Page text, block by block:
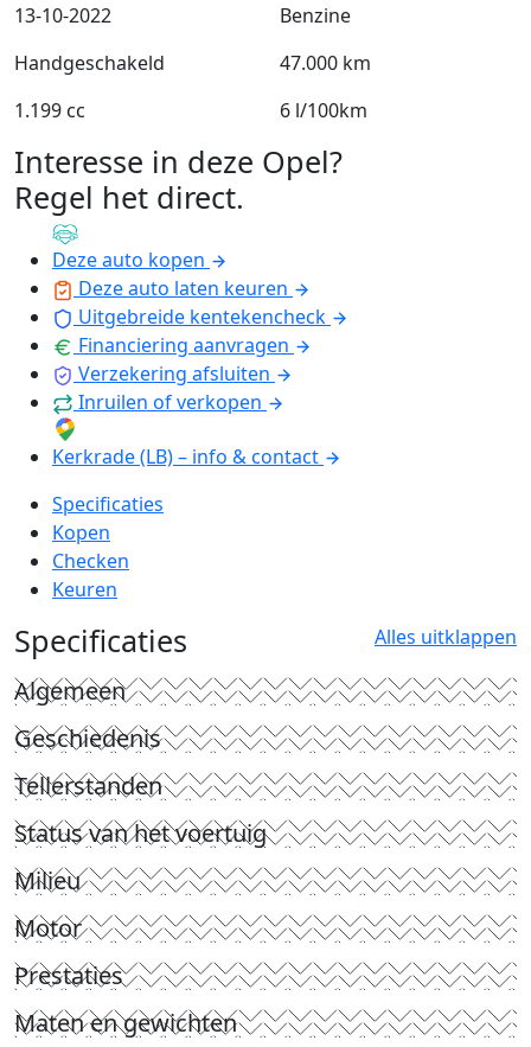
13-10-2022
Benzine
Handgeschakeld
47.000 km
1.199 cc
6 l/100km
Interesse in deze Opel?
Regel het direct.
Deze auto kopen
Deze auto laten keuren
Uitgebreide kentekencheck
Financiering aanvragen
Verzekering afsluiten
Inruilen of verkopen
Kerkrade (LB) – info & contact
Specificaties
Kopen
Checken
Keuren
Specificaties Alles uitklappen
Algemeen
Geschiedenis
Tellerstanden
Status van het voertuig
Milieu
Motor
Prestaties
Maten en gewichten